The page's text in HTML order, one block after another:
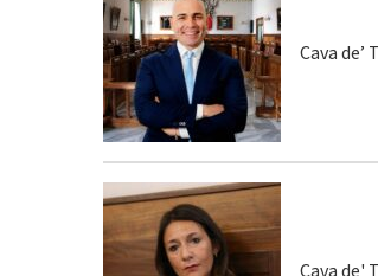
Cava